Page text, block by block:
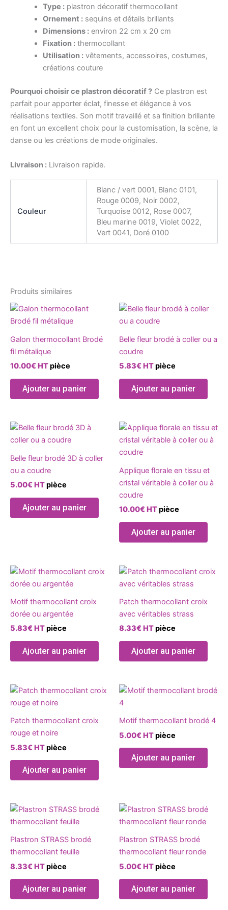
Type :plastron décoratif thermocollant
Ornement :sequins et détails brillants
Dimensions :environ 22 cm x 20 cm
Fixation :thermocollant
Utilisation :vêtements, accessoires, costumes,
créations couture
Pourquoi choisir ce plastron décoratif ? Ce plastron est
parfait pour apporter éclat, finesse et élégance à vos
réalisations textiles. Son motif travaillé et sa finition brillante
en font un excellent choix pour la customisation, la scène, la
danse ou les créations de mode originales.
Livraison : Livraison rapide.
Couleur
Blanc / vert 0001, Blanc 0101,
Rouge 0009, Noir 0002,
Turquoise 0012, Rose 0007,
Bleu marine 0019, Violet 0022,
Vert 0041, Doré 0100
Produits similaires
Galon thermocollant Brodé
fil métalique
10.00€HTpièce
Ajouter au panier
produit
plusieurs
variations.
options
page
produit
Belle fleur brodé à coller ou a
coudre
5.83€HTpièce
Ajouter au panier
Ce
sur
la
du
Belle fleur brodé 3D à coller
ou a coudre
5.00€ HTpièce
Ajouter au panier
produit
plusieurs
variations.
options
peuvent
page
produit
Applique florale en tissu et
cristal véritable à coller ou à
coudre
10.00€ HTpièce
Ajouter au panier
Ce
Les
être
page
Motif thermocollant croix
dorée ou argentée
5.83€ HTpièce
Ajouter au panier
Ce
produit
plusieurs
variations.
options
sur
Patch thermocollant croix
avec véritables strass
8.33€ HTpièce
Ajouter au panier
Patch thermocollant croix
rouge et noire
5.83€HTpièce
Ajouter au panier
Motif thermocollant brodé 4
5.00€HTpièce
Ajouter au panier
Ce
Les
sur
Plastron STRASS brodé
thermocollant feuille
8.33€HTpièce
Ajouter au panier
Ce
produit
plusieurs
variations.
options
Plastron STRASS brodé
thermocollant fleur ronde
5.00€HTpièce
Ajouter au panier
Ce